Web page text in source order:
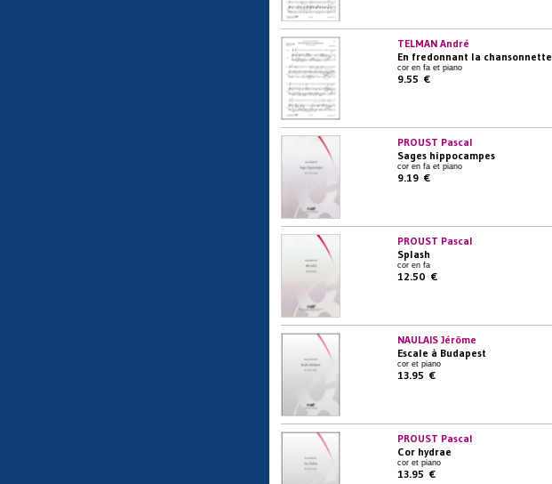
TELMAN André
En fredonnant la chansonnette
cor en fa et piano
9.55 €
PROUST Pascal
Sages hippocampes
cor en fa et piano
9.19 €
PROUST Pascal
Splash
cor en fa
12.50 €
NAULAIS Jérôme
Escale à Budapest
cor et piano
13.95 €
PROUST Pascal
Cor hydrae
cor et piano
13.95 €